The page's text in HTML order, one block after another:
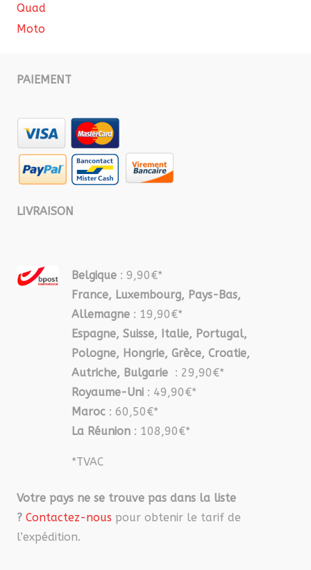
Quad
Moto
PAIEMENT
LIVRAISON
Belgique : 9,90€*
France, Luxembourg, Pays-Bas,
Allemagne : 19,90€*
Espagne, Suisse, Italie, Portugal,
Pologne, Hongrie, Grèce, Croatie,
Autriche, Bulgarie : 29,90€*
Royaume-Uni : 49,90€*
Maroc : 60,50€*
La Réunion : 108,90€*
*TVAC
Votre pays ne se trouve pas dans la liste
? Contactez-nous pour obtenir le tarif de
l’expédition.